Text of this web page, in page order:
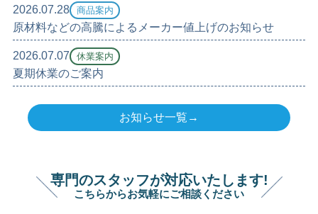
2026.07.28 商品案内
原材料などの高騰によるメーカー値上げのお知らせ
2026.07.07 休業案内
夏期休業のご案内
お知らせ一覧→
専門のスタッフが対応いたします!
こちらからお気軽にご相談ください